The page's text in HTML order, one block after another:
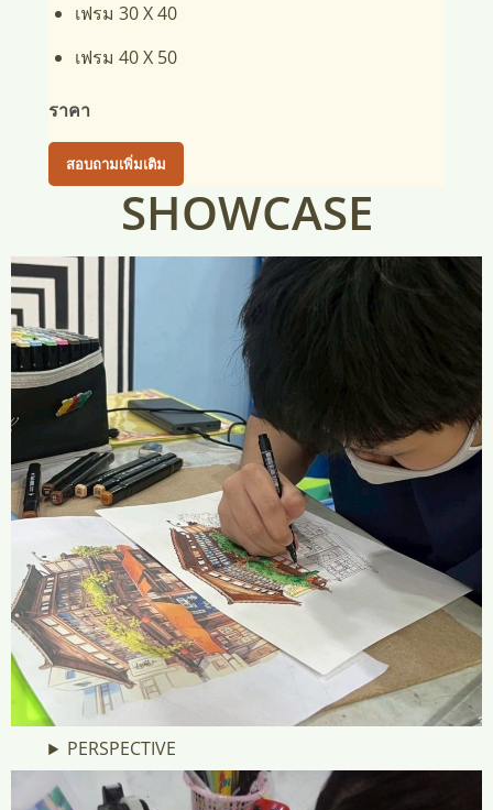
เฟรม 30 X 40
เฟรม 40 X 50
ราคา
สอบถามเพิ่มเติม
SHOWCASE
PERSPECTIVE